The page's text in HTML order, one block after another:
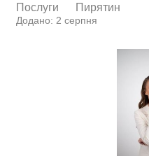
Послуги Пирятин
Додано: 2 серпня